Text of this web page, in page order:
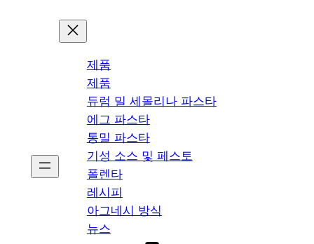
제품
제품
듀럼 밀 세몰리나 파스타
에그 파스타
통밀 파스타
기성 소스 및 페스토
폴렌타
레시피
아그네시 방식
뉴스